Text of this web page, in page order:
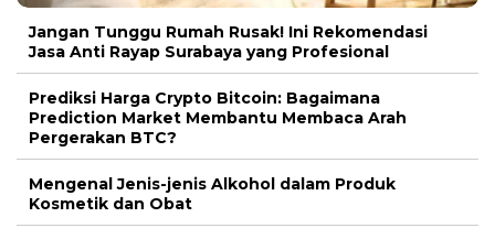
Jangan Tunggu Rumah Rusak! Ini Rekomendasi
Jasa Anti Rayap Surabaya yang Profesional
Prediksi Harga Crypto Bitcoin: Bagaimana
Prediction Market Membantu Membaca Arah
Pergerakan BTC?
Mengenal Jenis-jenis Alkohol dalam Produk
Kosmetik dan Obat